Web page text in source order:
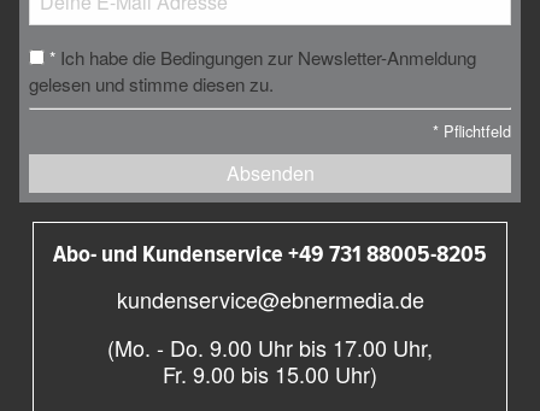
* Ich habe die Bedingungen zur Newsletter-Anmeldung
gelesen und stimme diesen zu.
* Pflichtfeld
Absenden
Abo- und Kundenservice +49 731 88005-8205
kundenservice@ebnermedia.de
(Mo. - Do. 9.00 Uhr bis 17.00 Uhr,
Fr. 9.00 bis 15.00 Uhr)